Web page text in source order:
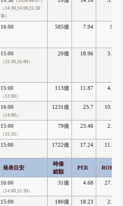
（14:30,14:00,15:30
等）
16:00 585億 7.94 9.9
15:00
（15:30,16:00）
20億 18.96 3.36
15:00
（13:00）
113億 11.87 4.95
16:00
（14:00）
1231億 23.7 10.98
15:00
（15:35）
79億 23.46 2.88
15:00 1722億 17.24 11.24
発表目安
時価
総額
PER ROE
16:00
（14:00,15:30）
31億 4.68 27.07
15:00 180億 18.23 2.83